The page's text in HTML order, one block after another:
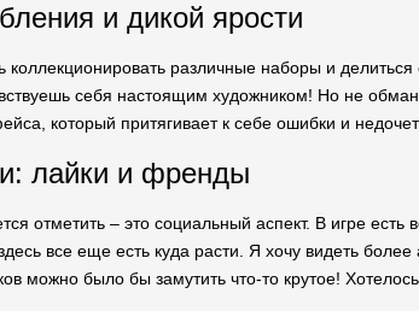
и дикой ярости
коллекционировать различные наборы и
себя настоящим художником! Но не
который притягивает к себе ошибки и
лайки и френды
отметить – это социальный аспект. В игре
все еще есть куда расти. Я хочу видеть
можно было бы замутить что-то крутое!